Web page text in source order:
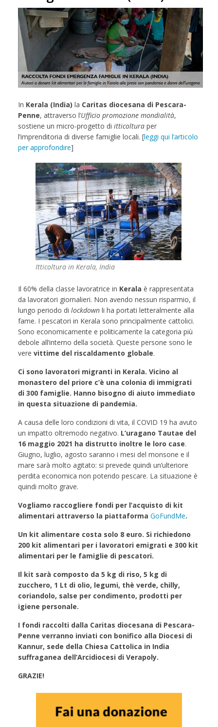
In Kerala (India) la Caritas diocesana di Pescara-
Penne, attraverso l’Ufficio promozione mondialità,
sostiene un micro-progetto diitticoltura per
l’imprenditoria di diverse famiglie locali. [leggi qui l’articolo
per approfondire]
Itticoltura in Kerala, India
Il 60% della classe lavoratrice in Kerala è rappresentata
da lavoratori giornalieri. Non avendo nessun risparmio, il
lungo periodo dilockdown li ha portati letteralmente alla
fame. I pescatori in Kerala sono principalmente cattolici.
Sono economicamente e politicamente la categoria più
debole all’interno della società. Queste persone sono le
verevittime del riscaldamento globale.
Ci sono lavoratori migranti in Kerala. Vicino al
monastero del priore c’è una colonia di immigrati
di 300 famiglie. Hanno bisogno di aiuto immediato
in questa situazione di pandemia.
A causa delle loro condizioni di vita, il COVID 19 ha avuto
un impatto oltremodo negativo. L’uragano Tautae del
16 maggio 2021 ha distrutto inoltre le loro case.
Giugno, luglio, agosto saranno i mesi del monsone e il
mare sarà molto agitato: si prevede quindi un’ulteriore
perdita economica non potendo pescare. La situazione è
quindi molto grave.
Vogliamo raccogliere fondi per l’acquisto di kit
alimentari attraverso la piattaformaGoFundMe.
Un kit alimentare costa solo 8 euro. Si richiedono
200 kit alimentari per i lavoratori emigrati e 300 kit
alimentari per le famiglie di pescatori.
Il kit sarà composto da 5 kg di riso, 5 kg di
zucchero, 1 Lt di olio, legumi, thè verde, chilly,
coriandolo, salse per condimento, prodotti per
igiene personale.
I fondi raccolti dalla Caritas diocesana di Pescara-
Penne verranno inviati con bonifico alla Diocesi di
Kannur, sede della Chiesa Cattolica in India
suffraganea dell’Arcidiocesi di Verapoly.
GRAZIE!